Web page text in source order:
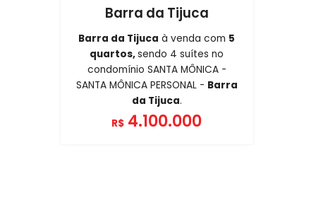
Barra da Tijuca
Barra da Tijuca à venda com 5
quartos,sendo 4 suítes no
condomínio SANTA MÔNICA -
SANTA MÔNICA PERSONAL - Barra
da Tijuca.
R$ 4.100.000